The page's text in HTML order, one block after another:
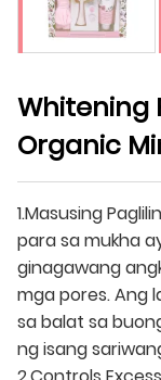
Whitening
Organic
1.Masusing
para sa mukha
ginagawang
mga pores. Ang
sa balat sa
ng isang